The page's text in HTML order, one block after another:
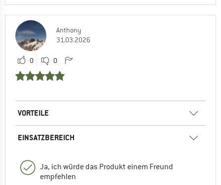
Anthony
31.03.2026
0 0
VORTEILE
EINSATZBEREICH
Ja, ich würde das Produkt einem Freund
empfehlen